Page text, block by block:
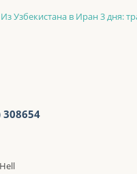
308654
транзитный тур по